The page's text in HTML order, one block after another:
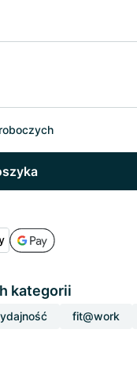
kategorii
fit@work